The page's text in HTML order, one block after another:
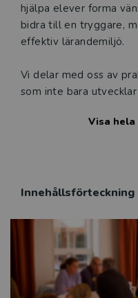
hjälpa elever forma
bidra till en tryggare,
effektiv lärandemiljö.
Vi delar med oss av
som inte bara
acceptans för
tänkande och
Oavsett om du är ny
Gruppstärkande
verktyg för att forma
gemenskap, där varje
Visa hela
Innehållsförteckning